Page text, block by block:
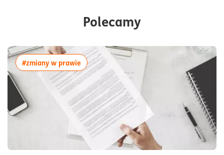
Polecamy
#zmiany w prawiewięcej artykułów z tagiem:#zmiany w